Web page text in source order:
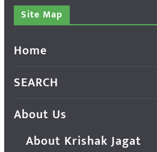
Site Map
Home
SEARCH
About Us
About Krishak Jagat